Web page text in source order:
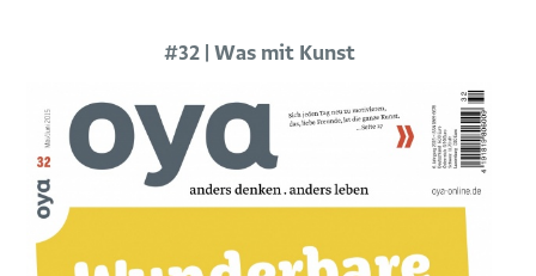
#32 | Was mit Kunst